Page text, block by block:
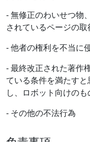
- 無修正のわいせつ物
されているページの取
- 他者の権利を不当に
- 最終改正された著作
ている条件を満たす
し、ロボット向けの
- その他の不法行為